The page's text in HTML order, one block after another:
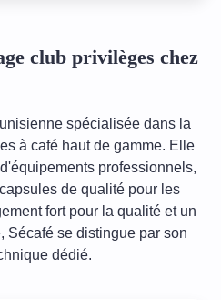
club privilèges chez
spécialisée dans la
à café haut de gamme. Elle
professionnels,
de qualité pour les
fort pour la qualité et un
Sécafé se distingue par son
dédié.